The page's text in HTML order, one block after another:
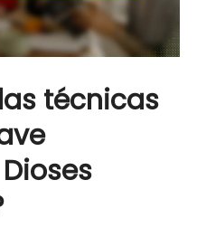
técnicas